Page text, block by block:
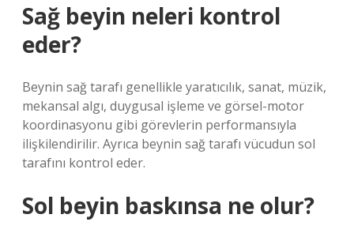
Sağ beyin neleri kontrol
eder?
Beynin sağ tarafı genellikle yaratıcılık, sanat, müzik,
mekansal algı, duygusal işleme ve görsel-motor
koordinasyonu gibi görevlerin performansıyla
ilişkilendirilir. Ayrıca beynin sağ tarafı vücudun sol
tarafını kontrol eder.
Sol beyin baskınsa ne olur?